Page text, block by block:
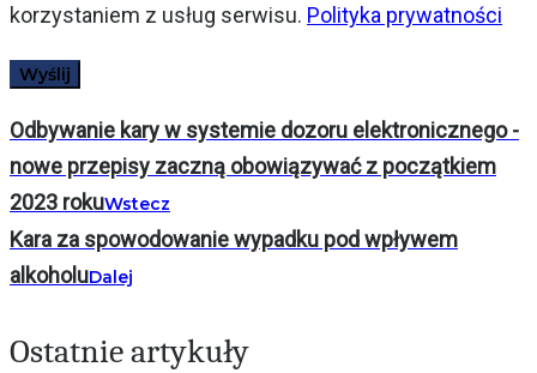
korzystaniem z usług serwisu. Polityka prywatności
Odbywanie kary w systemie dozoru elektronicznego -
nowe przepisy zaczną obowiązywać z początkiem
2023 rokuWstecz
Kara za spowodowanie wypadku pod wpływem
alkoholuDalej
Ostatnie artykuły